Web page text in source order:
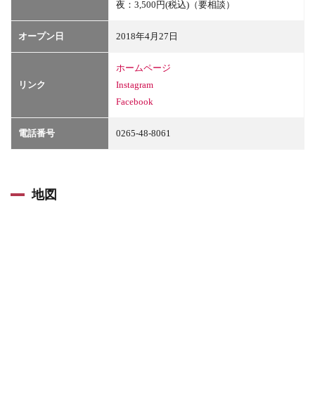
夜：3,500円(税込)（要相談）
オープン日 2018年4月27日
リンク
ホームページ
Instagram
Facebook
電話番号 0265-48-8061
地図